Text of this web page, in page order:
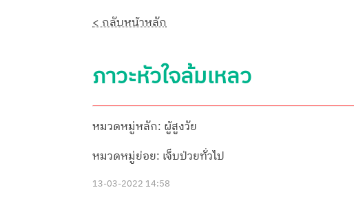
< กลับหน้าหลัก
ภาวะหัวใจล้มเหลว
หมวดหมู่หลัก: ผู้สูงวัย
หมวดหมู่ย่อย: เจ็บป่วยทั่วไป
13-03-2022 14:58